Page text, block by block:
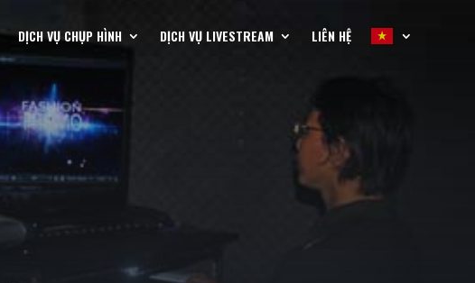
DỊCH VỤ CHỤP HÌNH DỊCH VỤ LIVESTREAM LIÊN HỆ